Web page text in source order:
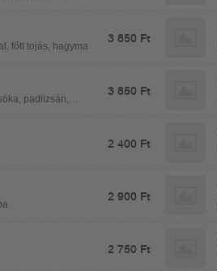
főtt tojás, hagyma
3 850 Ft
padlizsán,
3 850 Ft
2 400 Ft
2 900 Ft
2 750 Ft